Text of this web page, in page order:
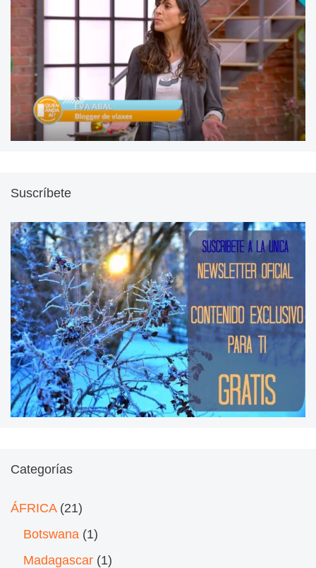
Suscríbete
Categorías
ÁFRICA(21)
Botswana (1)
Madagascar (1)